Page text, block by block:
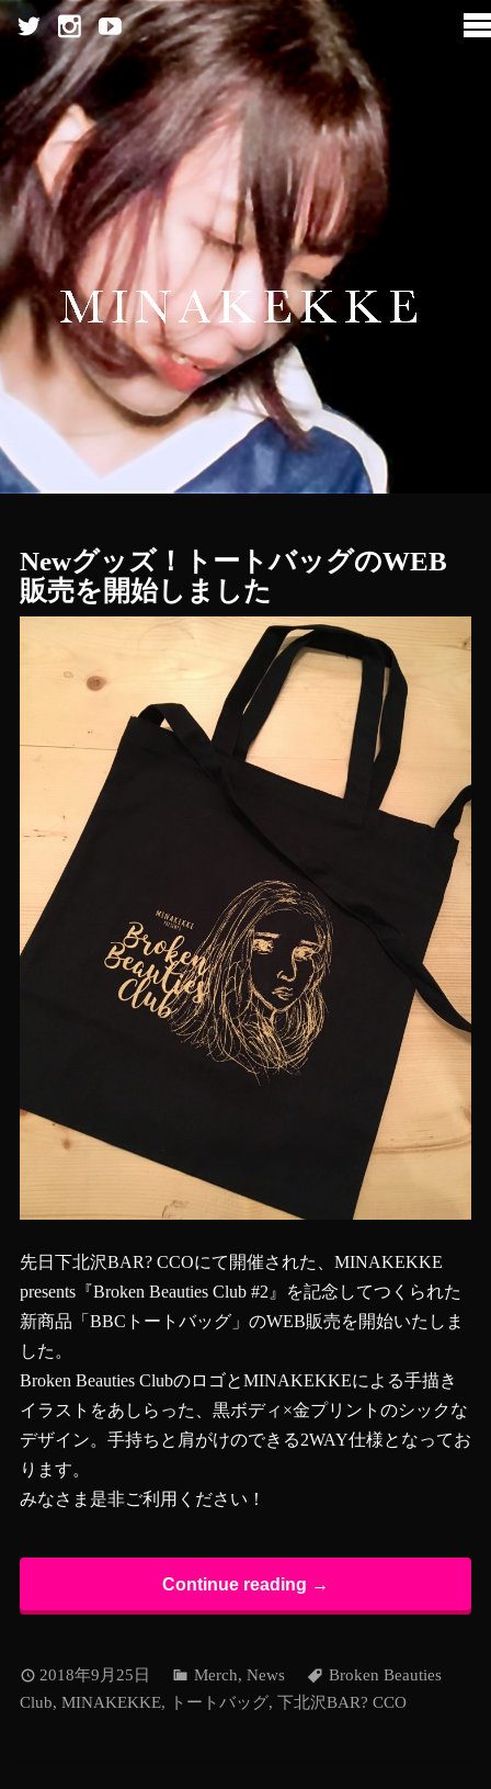
Newグッズ！トートバッグのWEB
販売を開始しました
先日下北沢BAR? CCOにて開催された、MINAKEKKE
presents『Broken Beauties Club #2』を記念してつくられた
新商品「BBCトートバッグ」のWEB販売を開始いたしま
した。
Broken Beauties ClubのロゴとMINAKEKKEによる手描き
イラストをあしらった、黒ボディ×金プリントのシックな
デザイン。手持ちと肩がけのできる2WAY仕様となってお
ります。
みなさま是非ご利用ください！
Continue reading →
2018年9月25日 Merch, News
Broken Beauties
Club, MINAKEKKE, トートバッグ, 下北沢BAR? CCO